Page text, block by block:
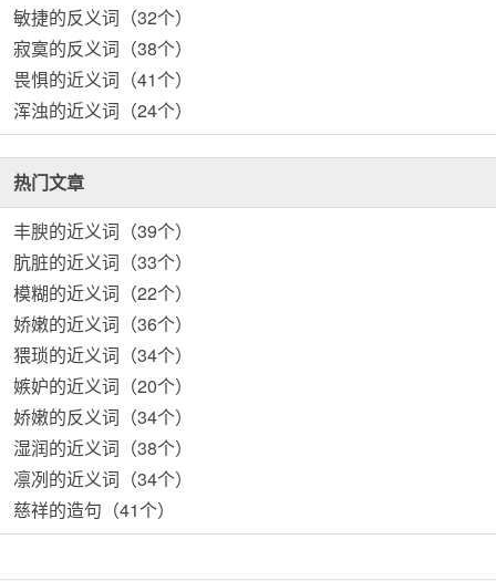
敏捷的反义词（32个）
寂寞的反义词（38个）
畏惧的近义词（41个）
浑浊的近义词（24个）
热门文章
丰腴的近义词（39个）
肮脏的近义词（33个）
模糊的近义词（22个）
娇嫩的近义词（36个）
猥琐的近义词（34个）
嫉妒的近义词（20个）
娇嫩的反义词（34个）
湿润的近义词（38个）
凛冽的近义词（34个）
慈祥的造句（41个）